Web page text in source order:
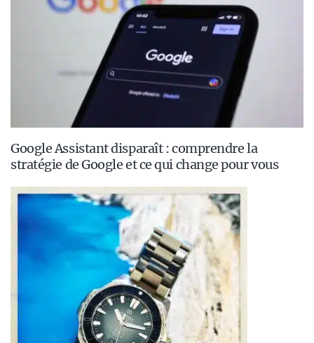
Google Assistant disparaît : comprendre la
stratégie de Google et ce qui change pour vous